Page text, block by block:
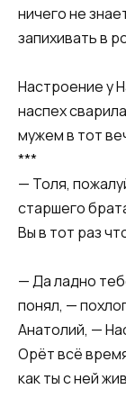
ничего не
запихивать в
Настроение у
наспех
мужем в тот
***
— Толя,
старшего
Вы в тот раз
— Да ладно
понял, —
Анатолий, —
Орёт всё
как ты с ней